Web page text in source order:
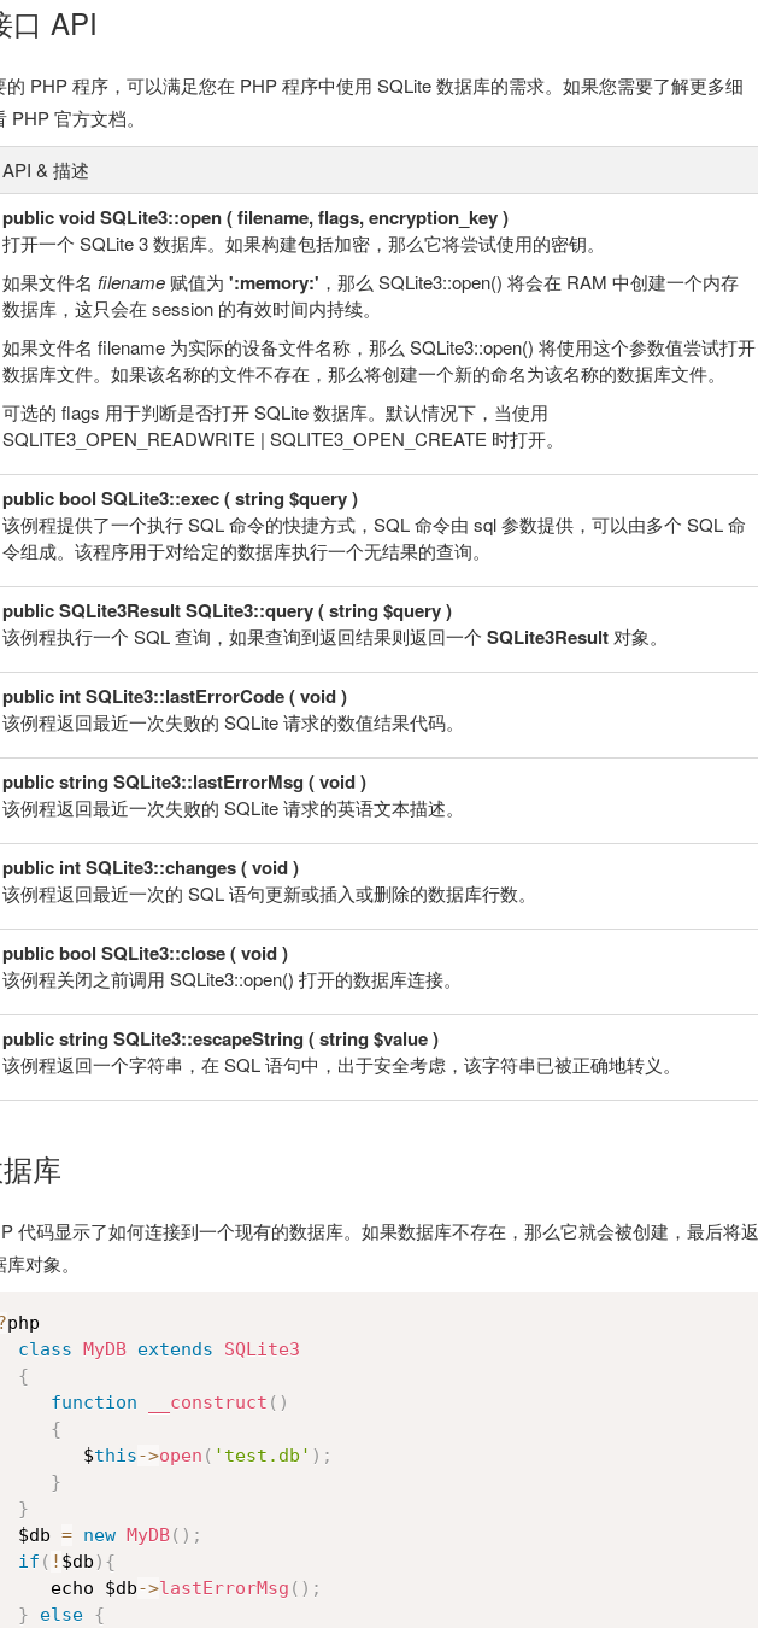
口 API
的 PHP 程序，可以满足您在 PHP 程序中使用 SQLite 数据库的需求。如果您需要了解更多细
PHP 官方文档。
API & 描述
public void SQLite3::open ( filename, flags, encryption_key )
打开一个 SQLite 3 数据库。如果构建包括加密，那么它将尝试使用的密钥。
如果文件名 filename 赋值为 ':memory:' ，那么 SQLite3::open() 将会在 RAM 中创建一个内存
数据库，这只会在 session 的有效时间内持续。
如果文件名 filename 为实际的设备文件名称，那么 SQLite3::open() 将使用这个参数值尝试打开
数据库文件。如果该名称的文件不存在，那么将创建一个新的命名为该名称的数据库文件。
可选的 flags 用于判断是否打开 SQLite 数据库。默认情况下，当使用
SQLITE3_OPEN_READWRITE | SQLITE3_OPEN_CREATE 时打开。
public bool SQLite3::exec ( string $query )
该例程提供了一个执行 SQL 命令的快捷方式，SQL 命令由 sql 参数提供，可以由多个 SQL 命
令组成。该程序用于对给定的数据库执行一个无结果的查询。
public SQLite3Result SQLite3::query ( string $query )
该例程执行一个 SQL 查询，如果查询到返回结果则返回一个 SQLite3Result对象。
public int SQLite3::lastErrorCode ( void )
该例程返回最近一次失败的 SQLite 请求的数值结果代码。
public string SQLite3::lastErrorMsg ( void )
该例程返回最近一次失败的 SQLite 请求的英语文本描述。
public int SQLite3::changes ( void )
该例程返回最近一次的 SQL 语句更新或插入或删除的数据库行数。
public bool SQLite3::close ( void )
该例程关闭之前调用 SQLite3::open() 打开的数据库连接。
public string SQLite3::escapeString ( string $value )
该例程返回一个字符串，在 SQL 语句中，出于安全考虑，该字符串已被正确地转义。
库
代码显示了如何连接到一个现有的数据库。如果数据库不存在，那么它就会被创建，最后将返
对象。
php
class
MyDB extends
SQLite3
{
function
__construct ( )
{
$
this->open ( 'test.db' ) ;
}
}
$db
= new MyDB( ) ;
if ( ! $db ) {
echo $db
->lastErrorMsg ( ) ;
}
else {